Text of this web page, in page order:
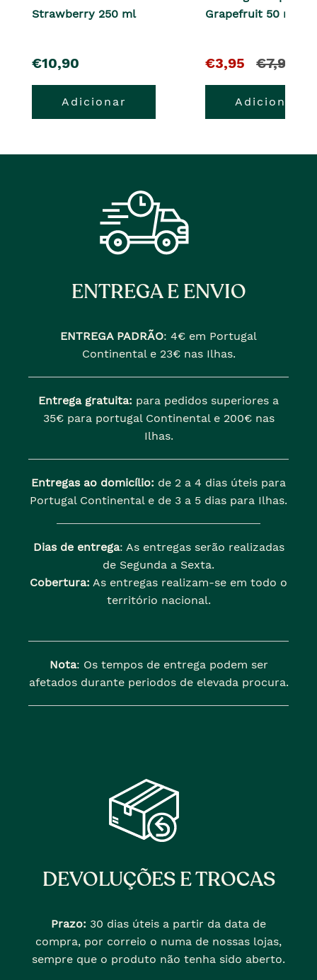
Strawberry 250 ml
pre�o
€10,90
Adicionar
Grapefruit 50 ml
O
pre�o
atual
€3,95
e
o
pre�o
era
€7,90
Adicionar
ENTREGA E ENVIO
ENTREGA PADRÃO: 4€ em Portugal
Continental e 23€ nas Ilhas.
Entrega gratuita: para pedidos superiores a
35€ para portugal Continental e 200€ nas
Ilhas.
Entregas ao domicílio: de 2 a 4 dias úteis para
Portugal Continental e de 3 a 5 dias para Ilhas.
Dias de entrega: As entregas serão realizadas
de Segunda a Sexta.
Cobertura: As entregas realizam-se em todo o
território nacional.
Nota: Os tempos de entrega podem ser
afetados durante periodos de elevada procura.
DEVOLUÇÕES E TROCAS
Prazo: 30 dias úteis a partir da data de
compra, por correio o numa de nossas lojas,
sempre que o produto não tenha sido aberto.